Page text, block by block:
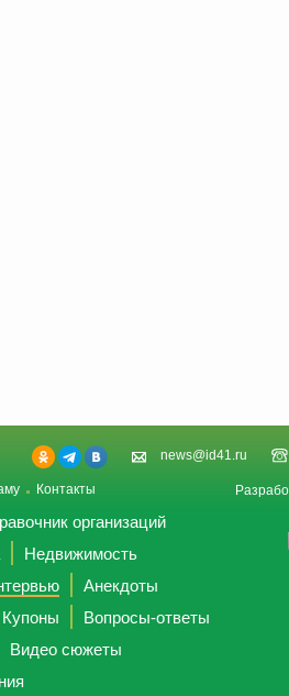
news@id41.ru
Контакты
организаций
Недвижимость
Анекдоты
Купоны
Вопросы-ответы
Видео сюжеты